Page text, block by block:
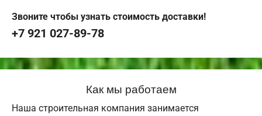
Звоните чтобы узнать стоимость доставки!
+7 921 027-89-78
Как мы работаем
Наша строительная компания занимается